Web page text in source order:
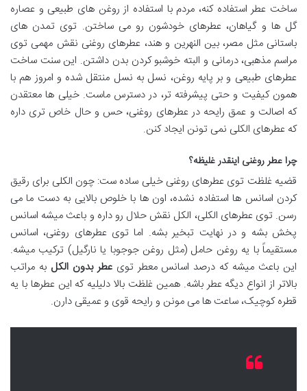
ساخت عطر استفاده کنه، مردم با استفاده از روغن های طبیعی و عصاره
گل ها و گیاهان، عطرهای خودشون رو می ساختن. توی تمدن های
باستانی مثل مصر، بین النهرین و هند، عطرهای روغنی نقش مهمی توی
مراسم مذهبی، درمانی و البته خوشبو کردن بدن داشتن. این سنت ساخت
عطرهای طبیعی و بر پایه روغن، نسل به نسل منتقل شده و امروز هم با
همون کیفیت و حتی پیشرفته تر، در دسترس ماست. خیلی ها معتقدن
که اصالت و عمق رایحه در عطرهای روغنی، حس و حال خاص تری داره
که عطرهای الکلی نمی تونن ایجاد کنن.
چرا عطر روغنی اینقدر غلیظه؟
قضیه غلظت توی عطرهای روغنی خیلی ساده ست: چون الکلی برای رقیق
کردن اسانس ها استفاده نشده، اون ها با خلوص بالایی به دست ما می
رسن. توی عطرهای الکلی، الکل نقش حلال رو داره و باعث میشه اسانس
پخش بشه و در نهایت تبخیر بشه. اما توی عطرهای روغنی، اسانس
مستقیماً با یه روغن حامل (مثل روغن جوجوبا یا نارگیل) ترکیب میشه.
این باعث میشه که درصد اسانس معطر تویعطر بدون الکل به مراتب
بالاتر از انواع دیگه عطر باشه. همین غلظت بالا دلیلیه که این عطرها با یه
قطره کوچیک، ساعت ها می مونن و رایحه قوی و عمیقی دارن.